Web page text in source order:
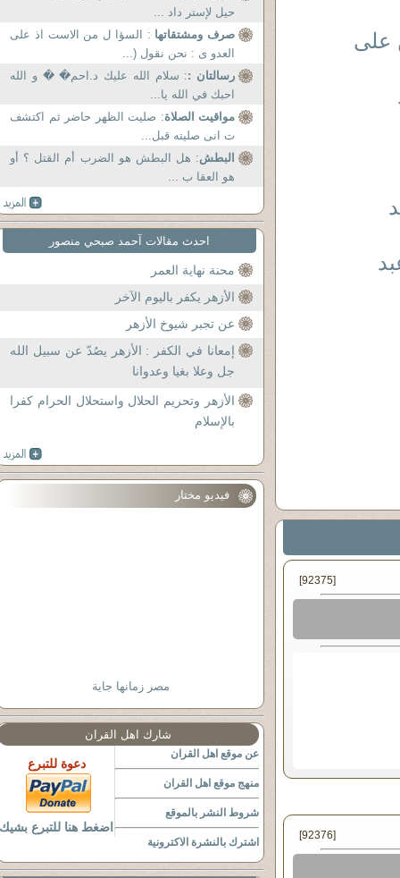
على
[92375]
[92376]
حيل لإستر داد ...
صرف ومشتقاتها : السؤا ل من الاست اذ على
العدو ى : نحن نقول (...
رسالتان :: سلام الله عليك د.احم� � و الله
احبك في الله يا...
مواقيت الصلاة: صليت الظهر حاضر ثم اكتشف
ت انى صليته قبل...
البطش: هل البطش هو الضرب أم القتل ؟ أو
هو العقا ب ...
احدث مقالات آحمد صبحي منصور
محنة نهاية العمر
الأزهر يكفر باليوم الآخر
عن تجبر شيوخ الأزهر
إمعانا في الكفر : الأزهر يصُدّ عن سبيل الله
جل وعلا بغيا وعدوانا
الأزهر وتحريم الحلال واستحلال الحرام كفرا
بالإسلام
فيديو مختار
مصر زمانها جاية
شارك اهل القران
عن موقع اهل القران
منهج موقع اهل القران
شروط النشر بالموقع
اشترك بالنشرة الاكترونية
دعوة للتبرع
اضغط هنا للتبرع بشيك